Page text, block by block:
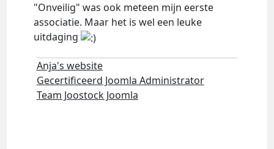
"Onveilig" was ook meteen mijn eerste
associatie. Maar het is wel een leuke
uitdaging
Anja's website
Gecertificeerd Joomla Administrator
Team Joostock Joomla